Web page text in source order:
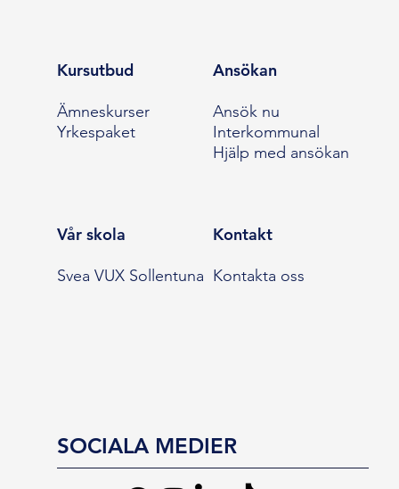
Kursutbud
Ämneskurser
Yrkespaket
Ansökan
Ansök nu
Interkommunal
Hjälp med ansökan
Vår skola
Svea VUX Sollentuna
Kontakt
Kontakta oss
SOCIALA MEDIER